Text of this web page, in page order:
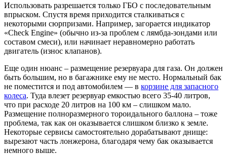
Использовать разрешается только ГБО с последовательным
впрыском. Спустя время приходится сталкиваться с
некоторыми сюрпризами. Например, загорается индикатор
«Check Engine» (обычно из-за проблем с лямбда-зондами или
составом смеси), или начинает неравномерно работать
двигатель (износ клапанов).
Еще один нюанс – размещение резервуара для газа. Он должен
быть большим, но в багажнике ему не место. Нормальный бак
не поместится и под автомобилем — в корзине для запасного
колеса. Туда влезет резервуар емкостью всего 35-40 литров,
что при расходе 20 литров на 100 км – слишком мало.
Размещение полноразмерного тороидального баллона – тоже
проблема, так как он оказывается слишком близко к земле.
Некоторые сервисы самостоятельно дорабатывают днище:
вырезают часть лонжерона, благодаря чему бак оказывается
немного выше.